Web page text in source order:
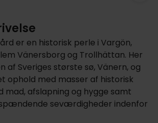
er en historisk perle i Vargön,
Vänersborg og Trollhättan. Her
af Sveriges største sø, Vänern, og
ophold med masser af historisk
afslapning og hygge samt
seværdigheder indenfor